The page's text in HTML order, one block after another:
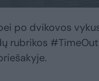
po dvikovos
rubrikos